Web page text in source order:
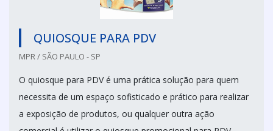
QUIOSQUE PARA PDV
MPR / SÃO PAULO - SP
O quiosque para PDV é uma prática solução para quem
necessita de um espaço sofisticado e prático para realizar
a exposição de produtos, ou qualquer outra ação